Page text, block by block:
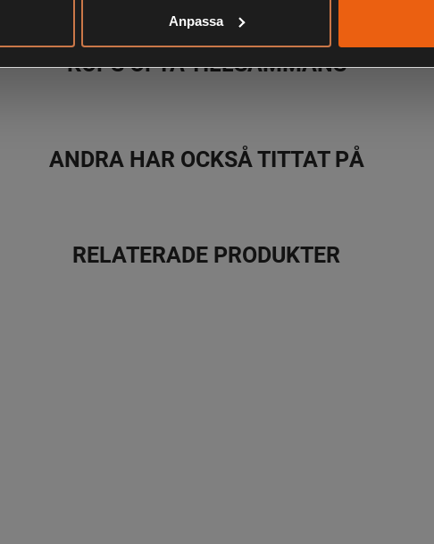
Anpassa
KÖPS OFTA TILLSAMMANS
ANDRA HAR OCKSÅ TITTAT PÅ
RELATERADE PRODUKTER